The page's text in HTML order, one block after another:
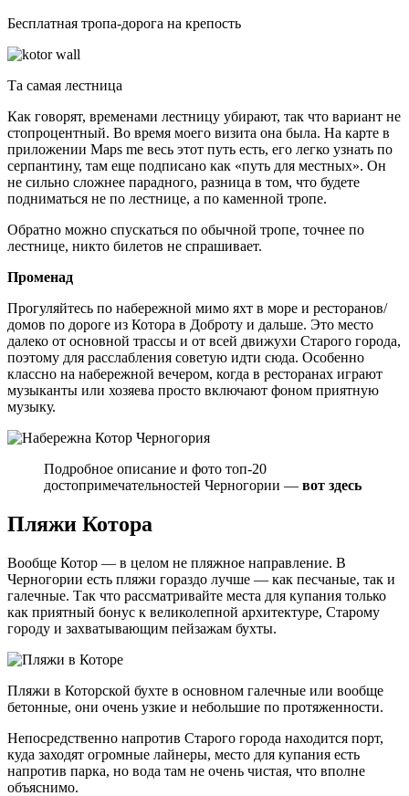
Бесплатная тропа-дорога на крепость
Та самая лестница
Как говорят, временами лестницу убирают, так что вариант не
стопроцентный. Во время моего визита она была. На карте в
приложении Maps me весь этот путь есть, его легко узнать по
серпантину, там еще подписано как «путь для местных». Он
не сильно сложнее парадного, разница в том, что будете
подниматься не по лестнице, а по каменной тропе.
Обратно можно спускаться по обычной тропе, точнее по
лестнице, никто билетов не спрашивает.
Променад
Прогуляйтесь по набережной мимо яхт в море и ресторанов/
домов по дороге из Котора в Доброту и дальше. Это место
далеко от основной трассы и от всей движухи Старого города,
поэтому для расслабления советую идти сюда. Особенно
классно на набережной вечером, когда в ресторанах играют
музыканты или хозяева просто включают фоном приятную
музыку.
Подробное описание и фото топ-20
достопримечательностей Черногории — вот здесь
Пляжи Котора
Вообще Котор — в целом не пляжное направление. В
Черногории есть пляжи гораздо лучше — как песчаные, так и
галечные. Так что рассматривайте места для купания только
как приятный бонус к великолепной архитектуре, Старому
городу и захватывающим пейзажам бухты.
Пляжи в Которской бухте в основном галечные или вообще
бетонные, они очень узкие и небольшие по протяженности.
Непосредственно напротив Старого города находится порт,
куда заходят огромные лайнеры, место для купания есть
напротив парка, но вода там не очень чистая, что вполне
объяснимо.